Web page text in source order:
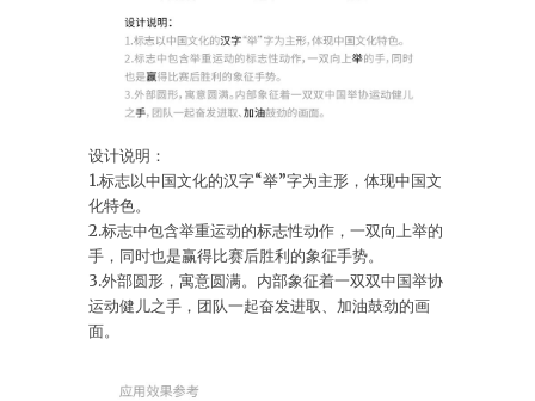
设计说明：
1.标志以中国文化的汉字“举”字为主形，体现中国文
化特色。
2.标志中包含举重运动的标志性动作，一双向上举的
手，同时也是赢得比赛后胜利的象征手势。
3.外部圆形，寓意圆满。内部象征着一双双中国举协
运动健儿之手，团队一起奋发进取、加油鼓劲的画
面。